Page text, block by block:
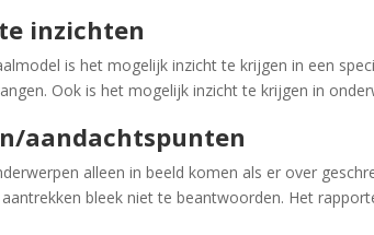
inzichten
is het mogelijk inzicht te krijgen in een
Ook is het mogelijk inzicht te krijgen in
aandachtspunten
alleen in beeld komen als er over
bleek niet te beantwoorden. Het